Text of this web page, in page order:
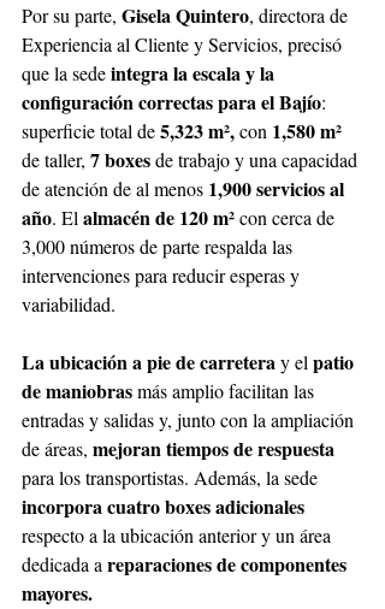
Por su parte, Gisela Quintero, directora de
Experiencia al Cliente y Servicios, precisó
que la sede integra la escala y la
configuración correctas para el Bajío:
superficie total de 5,323 m², con 1,580 m²
de taller, 7 boxes de trabajo y una capacidad
de atención de al menos 1,900 servicios al
año. El almacén de 120 m² con cerca de
3,000 números de parte respalda las
intervenciones para reducir esperas y
variabilidad.
La ubicación a pie de carretera y el patio
de maniobras más amplio facilitan las
entradas y salidas y, junto con la ampliación
de áreas, mejoran tiempos de respuesta
para los transportistas. Además, la sede
incorpora cuatro boxes adicionales
respecto a la ubicación anterior y un área
dedicada a reparaciones de componentes
mayores.